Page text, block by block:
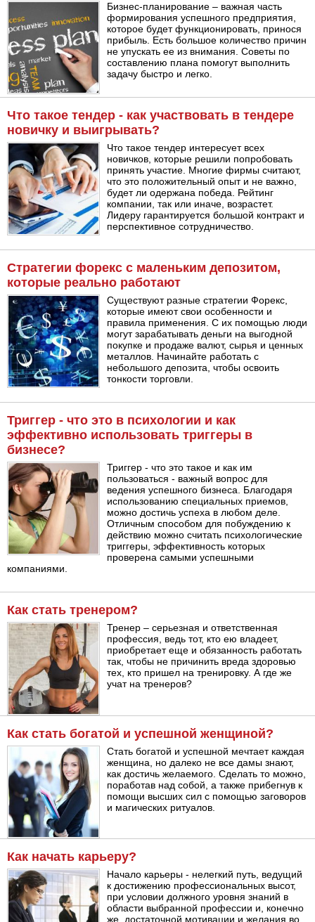
Бизнес-планирование – важная часть
формирования успешного предприятия,
которое будет функционировать, принося
прибыль. Есть большое количество причин
не упускать ее из внимания. Советы по
составлению плана помогут выполнить
задачу быстро и легко.
Что такое тендер - как участвовать в тендере
новичку и выигрывать?
Что такое тендер интересует всех
новичков, которые решили попробовать
принять участие. Многие фирмы считают,
что это положительный опыт и не важно,
будет ли одержана победа. Рейтинг
компании, так или иначе, возрастет.
Лидеру гарантируется большой контракт и
перспективное сотрудничество.
Стратегии форекс с маленьким депозитом,
которые реально работают
Существуют разные стратегии Форекс,
которые имеют свои особенности и
правила применения. С их помощью люди
могут зарабатывать деньги на выгодной
покупке и продаже валют, сырья и ценных
металлов. Начинайте работать с
небольшого депозита, чтобы освоить
тонкости торговли.
Триггер - что это в психологии и как
эффективно использовать триггеры в
бизнесе?
Триггер - что это такое и как им
пользоваться - важный вопрос для
ведения успешного бизнеса. Благодаря
использованию специальных приемов,
можно достичь успеха в любом деле.
Отличным способом для побуждению к
действию можно считать психологические
триггеры, эффективность которых
проверена самыми успешными
компаниями.
Как стать тренером?
Тренер – серьезная и ответственная
профессия, ведь тот, кто ею владеет,
приобретает еще и обязанность работать
так, чтобы не причинить вреда здоровью
тех, кто пришел на тренировку. А где же
учат на тренеров?
Как стать богатой и успешной женщиной?
Стать богатой и успешной мечтает каждая
женщина, но далеко не все дамы знают,
как достичь желаемого. Сделать то можно,
поработав над собой, а также прибегнув к
помощи высших сил с помощью заговоров
и магических ритуалов.
Как начать карьеру?
Начало карьеры - нелегкий путь, ведущий
к достижению профессиональных высот,
при условии должного уровня знаний в
области выбранной профессии и, конечно
же, достаточной мотивации и желания во